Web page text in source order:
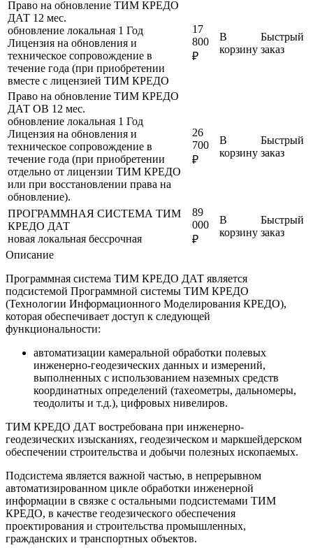
Право на обновление ТИМ КРЕДО
ДАТ 12 мес.
обновление локальная 1 Год
Лицензия на обновления и
техническое сопровождение в
течение года (при приобретении
вместе с лицензией ТИМ КРЕДО
17
800
₽
В
корзину
Быстрый
заказ
Право на обновление ТИМ КРЕДО
ДАТ ОВ 12 мес.
обновление локальная 1 Год
Лицензия на обновления и
техническое сопровождение в
течение года (при приобретении
отдельно от лицензии ТИМ КРЕДО
или при восстановлении права на
обновление).
26
700
₽
В
корзину
Быстрый
заказ
ПРОГРАММНАЯ СИСТЕМА ТИМ
КРЕДО ДАТ
новая локальная бессрочная
89
000
₽
В
корзину
Быстрый
заказ
Описание
Программная система ТИМ КРЕДО ДАТ является
подсистемой Программной системы ТИМ КРЕДО
(Технологии Информационного Моделирования КРЕДО),
которая обеспечивает доступ к следующей
функциональности:
автоматизации камеральной обработки полевых
инженерно-геодезических данных и измерений,
выполненных с использованием наземных средств
координатных определений (тахеометры, дальномеры,
теодолиты и т.д.), цифровых нивелиров.
ТИМ КРЕДО ДАТ востребована при инженерно-
геодезических изысканиях, геодезическом и маркшейдерском
обеспечении строительства и добычи полезных ископаемых.
Подсистема является важной частью, в непрерывном
автоматизированном цикле обработки инженерной
информации в связке с остальными подсистемами ТИМ
КРЕДО, в качестве геодезического обеспечения
проектирования и строительства промышленных,
гражданских и транспортных объектов.